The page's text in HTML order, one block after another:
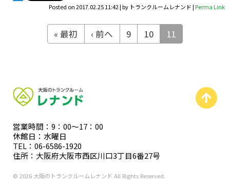
Posted on2017.02.25 11:42|by トランクルームレナンド|Perma Link
« 最初 ‹ 前へ 9 10 11
営業時間：9：00〜17：00
休館日：水曜日
TEL：06-6586-1920
住所：大阪府大阪市西区川口3丁目6番27号
© 2026 大阪のトランクルームレナンド All Rights Reserved.